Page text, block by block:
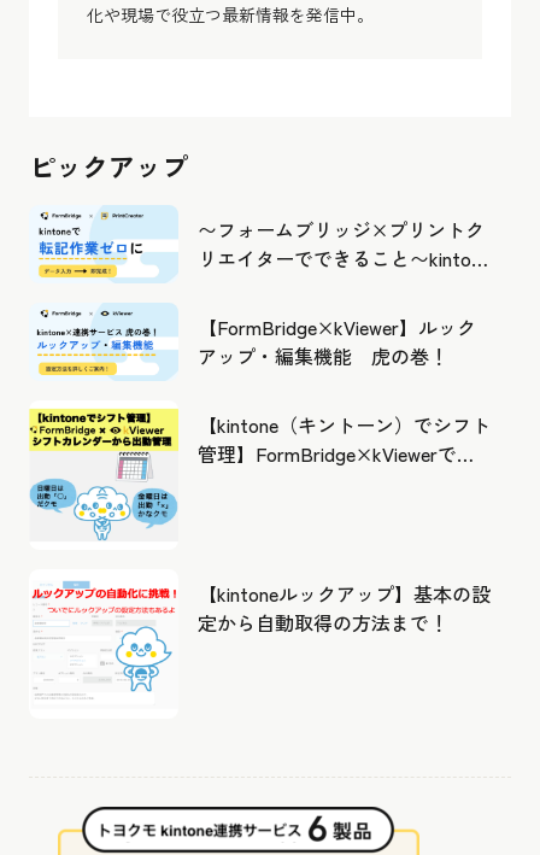
化や現場で役立つ最新情報を発信中。
ピックアップ
〜フォームブリッジ×プリントク
リエイターでできること〜kintone
【FormBridge×kViewer】ルック
アップ・編集機能 虎の巻！
【kintone（キントーン）でシフト
管理】FormBridge×kViewerで作
【kintoneルックアップ】基本の設
定から自動取得の方法まで！